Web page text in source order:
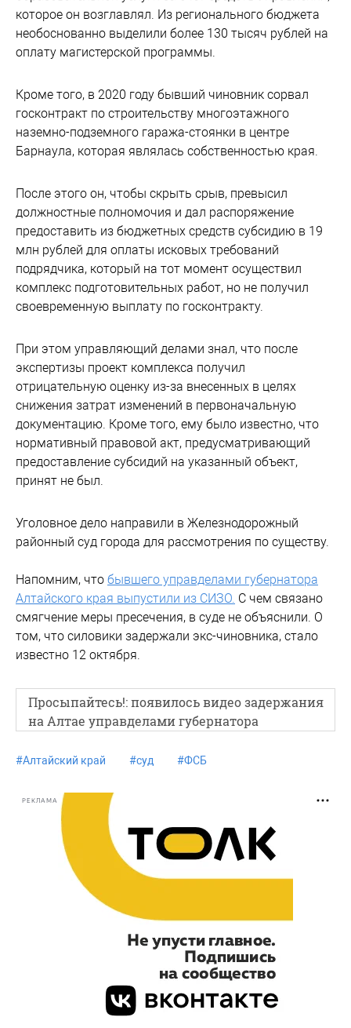
которое он возглавлял. Из регионального бюджета
необоснованно выделили более 130 тысяч рублей на
оплату магистерской программы.
Кроме того, в 2020 году бывший чиновник сорвал
госконтракт по строительству многоэтажного
наземно-подземного гаража-стоянки в центре
Барнаула, которая являлась собственностью края.
После этого он, чтобы скрыть срыв, превысил
должностные полномочия и дал распоряжение
предоставить из бюджетных средств субсидию в 19
млн рублей для оплаты исковых требований
подрядчика, который на тот момент осуществил
комплекс подготовительных работ, но не получил
своевременную выплату по госконтракту.
При этом управляющий делами знал, что после
экспертизы проект комплекса получил
отрицательную оценку из-за внесенных в целях
снижения затрат изменений в первоначальную
документацию. Кроме того, ему было известно, что
нормативный правовой акт, предусматривающий
предоставление субсидий на указанный объект,
принят не был.
Уголовное дело направили в Железнодорожный
районный суд города для рассмотрения по существу.
Напомним, что бывшего управделами губернатора
Алтайского края выпустили из СИЗО. С чем связано
смягчение меры пресечения, в суде не объяснили. О
том, что силовики задержали экс-чиновника, стало
известно 12 октября.
Просыпайтесь!: появилось видео задержания
на Алтае управделами губернатора
#Алтайский край #суд #ФСБ
РЕКЛАМА